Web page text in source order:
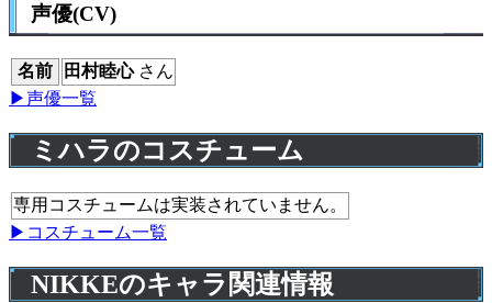
声優(CV)
名前 田村睦心さん
▶声優一覧
ミハラのコスチューム
専用コスチュームは実装されていません。
▶コスチューム一覧
NIKKEのキャラ関連情報